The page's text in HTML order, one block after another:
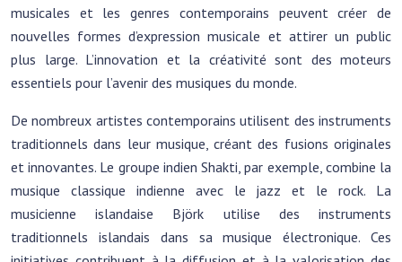
musicales et les genres contemporains peuvent créer de
nouvelles formes d’expression musicale et attirer un public
plus large. L’innovation et la créativité sont des moteurs
essentiels pour l’avenir des musiques du monde.
De nombreux artistes contemporains utilisent des instruments
traditionnels dans leur musique, créant des fusions originales
et innovantes. Le groupe indien Shakti, par exemple, combine la
musique classique indienne avec le jazz et le rock. La
musicienne islandaise Björk utilise des instruments
traditionnels islandais dans sa musique électronique. Ces